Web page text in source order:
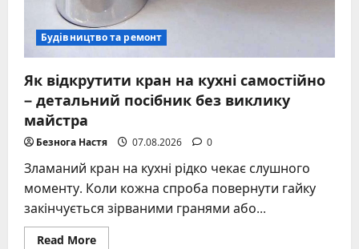
Будівництво та ремонт
Як відкрутити кран на кухні самостійно
– детальний посібник без виклику
майстра
Безнога Настя 07.08.2026 0
Зламаний кран на кухні рідко чекає слушного
моменту. Коли кожна спроба повернути гайку
закінчується зірваними гранями або...
Read MoreRead